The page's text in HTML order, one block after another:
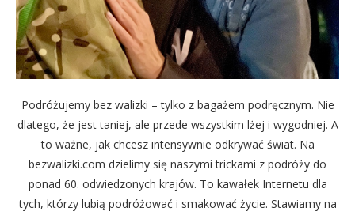
Podróżujemy bez walizki – tylko z bagażem podręcznym. Nie
dlatego, że jest taniej, ale przede wszystkim lżej i wygodniej. A
to ważne, jak chcesz intensywnie odkrywać świat. Na
bezwalizki.com dzielimy się naszymi trickami z podróży do
ponad 60. odwiedzonych krajów. To kawałek Internetu dla
tych, którzy lubią podróżować i smakować życie. Stawiamy na